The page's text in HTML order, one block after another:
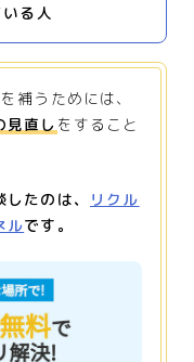
る人
補うためには、
見直し をすること
たのは、
リクル
ルです。